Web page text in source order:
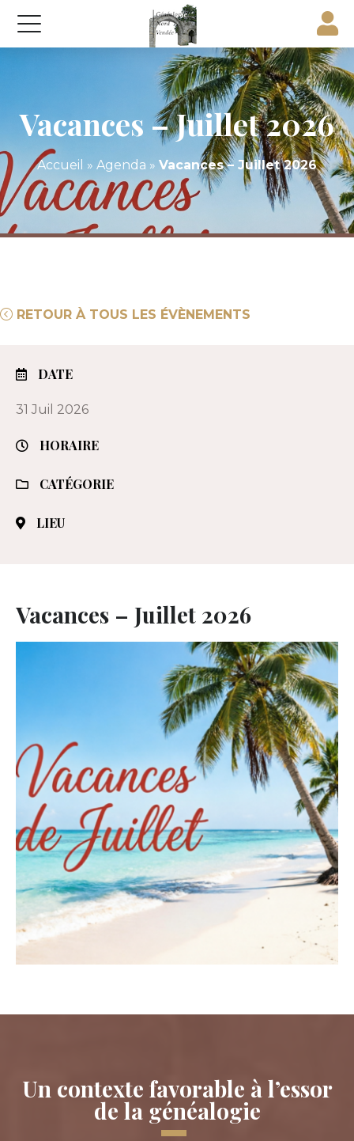
Vacances – Juillet 2026
Accueil » Agenda » Vacances – Juillet 2026
RETOUR À TOUS LES ÉVÈNEMENTS
DATE
31 Juil 2026
HORAIRE
CATÉGORIE
LIEU
Vacances – Juillet 2026
Un contexte favorable à l’essor
de la généalogie